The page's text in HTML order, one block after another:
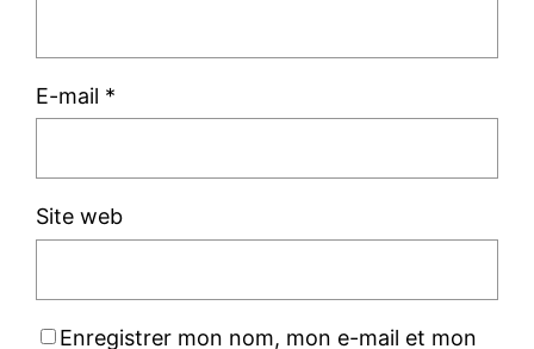
E-mail *
Site web
Enregistrer mon nom, mon e-mail et mon